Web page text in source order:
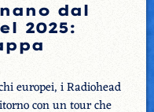
dal
2025:
europei, i Radiohead
con un tour che